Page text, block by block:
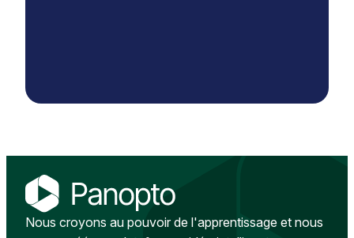
Nous croyons au pouvoir de l'apprentissage et nous